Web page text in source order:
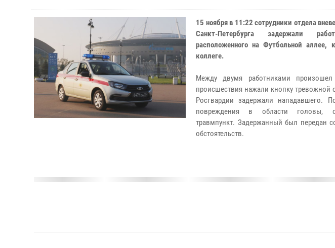
15 ноября в 11:22 сотрудники отдела
Санкт-Петербурга задержали
расположенного на Футбольной аллее,
коллеге.
Между двумя работниками
происшествия нажали кнопку тревожной
Росгвардии задержали нападавшего.
повреждения в области головы,
травмпункт. Задержанный был передан
обстоятельств.